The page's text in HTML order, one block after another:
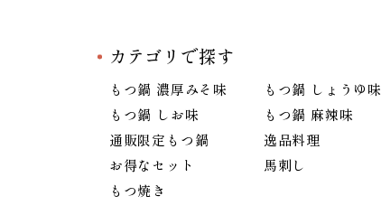
カテゴリで探す
もつ鍋 濃厚みそ味
もつ鍋 しょうゆ味
もつ鍋 しお味
もつ鍋 麻辣味
通販限定もつ鍋
逸品料理
お得なセット
馬刺し
もつ焼き